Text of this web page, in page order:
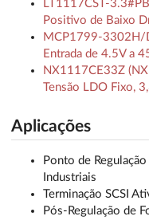
LT1117CST-
Positivo de Baixo
MCP1799-3302H/
Entrada de 4.5V a
NX1117CE33Z
Tensão LDO Fixo,
Aplicações
Ponto de
Industriais
Terminação SCSI
Pós-Regulação de